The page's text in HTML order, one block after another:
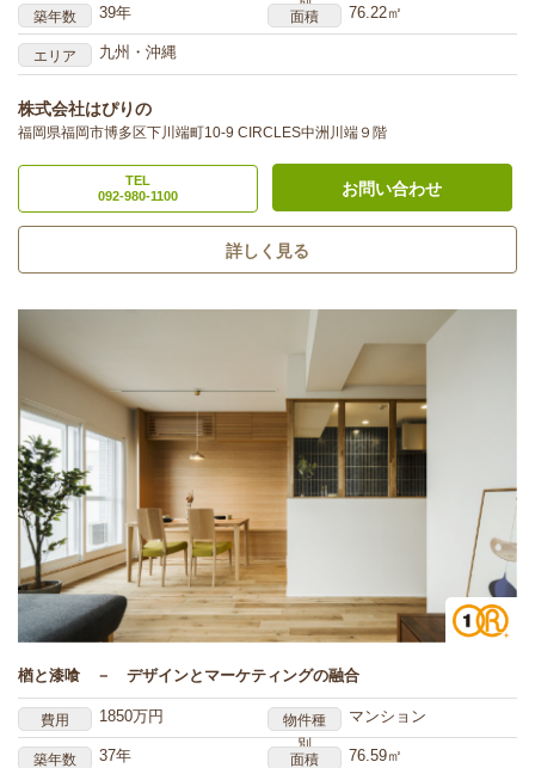
築年数
39年 面積 76.22㎡
エリア 九州・沖縄
株式会社はぴりの
福岡県福岡市博多区下川端町10-9 CIRCLES中洲川端９階
TEL
092-980-1100
お問い合わせ
詳しく見る
楢と漆喰 － デザインとマーケティングの融合
費用 1850万円
物件種
別
マンション
築年数 37年 面積 76.59㎡